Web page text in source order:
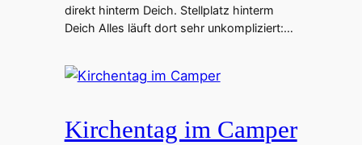
direkt hinterm Deich. Stellplatz hinterm
Deich Alles läuft dort sehr unkompliziert:…
Kirchentag im Camper